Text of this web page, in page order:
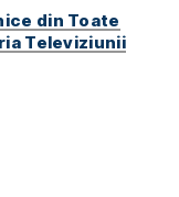
din Toate
Televiziunii